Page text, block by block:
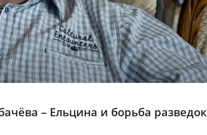
– Ельцина и борьба разведок